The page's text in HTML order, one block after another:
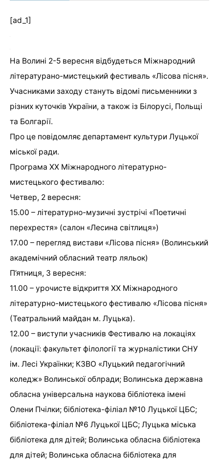
[ad_1]
На Волині 2-5 вересня відбудеться Міжнародний
літературано-мистецький фестиваль «Лісова пісня».
Учасниками заходу стануть відомі письменники з
різних куточків України, а також із Білорусі, Польщі
та Болгарії.
Про це повідомляє департамент культури Луцької
міської ради.
Програма ХХ Міжнародного літературно-
мистецького фестивалю:
Четвер, 2 вересня:
15.00 – літературно-музичні зустрічі «Поетичні
перехрестя» (салон «Лесина світлиця»)
17.00 – перегляд вистави «Лісова пісня» (Волинський
академічний обласний театр ляльок)
П’ятниця, 3 вересня:
11.00 – урочисте відкриття ХХ Міжнародного
літературно-мистецького фестивалю «Лісова пісня»
(Театральний майдан м. Луцька).
12.00 – виступи учасників Фестивалю на локаціях
(локації: факультет філології та журналістики СНУ
ім. Лесі Українки; КЗВО «Луцький педагогічний
коледж» Волинської облради; Волинська державна
обласна універсальна наукова бібліотека імені
Олени Пчілки; бібліотека-філіал №10 Луцької ЦБС;
бібліотека-філіал №6 Луцької ЦБС; Луцька міська
бібліотека для дітей; Волинська обласна бібліотека
для дітей; Волинська обласна бібліотека для